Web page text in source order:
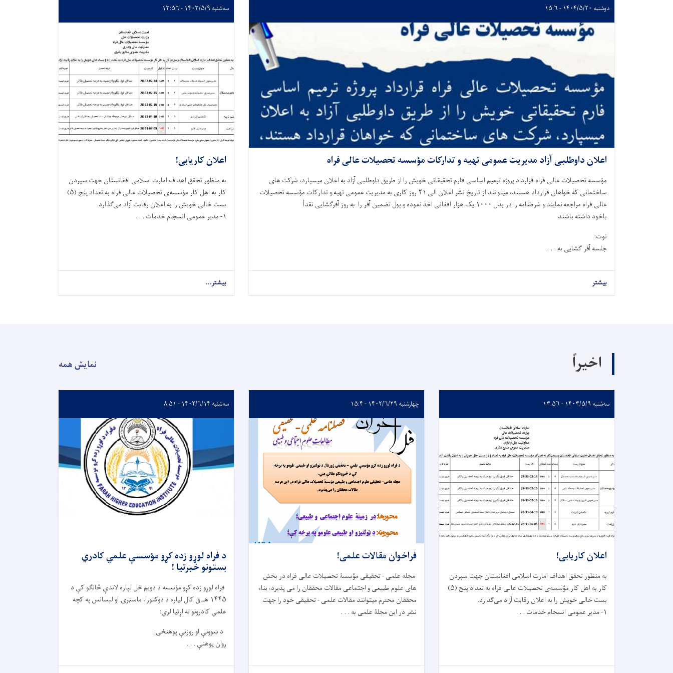
دوشنبه ۱۴۰۴/۵/۲۰ - ۱۵:۶
اعلان داوطلبی آزاد مدیریت عمومی تهیه و تدارکات مؤسسه تحصیلات عالی فراه
مؤسسه تحصیلات عالی فراه قرارداد پروژه ترمیم اساسی فارم تحقیقاتی خویش را از طریق داوطلبی آزاد به اعلان میسپارد، شرکت های
ساختمانی که خواهان قرارداد هستند، میتوانند از تاریخ نشر اعلان الی ۲۱ روز کاری به مدیریت عمومی تهیه و تدارکات مؤسسه تحصیلات
عالی فراه مراجعه نمایند و شرطنامه را در بدل ۱۰۰۰ یک هزار افغانی اخذ نموده و پول تضمین آفر را به روز آفرگشایی نقدأ
باخود داشته باشند.
نوت:
جلسه آفر گشایی به . . .
بیشتر
سه‌شنبه ۱۴۰۳/۵/۹ - ۱۳:۵۶
اعلان کاریابی!
به منظور تحقق اهداف امارت اسلامی افغانستان جهت سپردن
کار به اهل کار مؤسسه‌ی تحصیلات عالی فراه به تعداد پنج (۵)
بست خالی خویش را به اعلان رقابت آزاد می‌گذارد.
۱- مدیر عمومی انسجام خدمات . . .
بیشتر...
اعلان
اخیراً نمایش همه
سه‌شنبه ۱۴۰۳/۵/۹ - ۱۳:۵۶
اعلان کاریابی!
به منظور تحقق اهداف امارت اسلامی افغانستان جهت سپردن
کار به اهل کار مؤسسه‌ی تحصیلات عالی فراه به تعداد پنج (۵)
بست خالی خویش را به اعلان رقابت آزاد می‌گذارد.
۱- مدیر عمومی انسجام خدمات . . .
چهارشنبه ۱۴۰۲/۶/۲۹ - ۱۵:۴
فراخوان مقالات علمی!
مجله علمی - تحقیقی مؤسسۀ تحصیلات عالی فراه در بخش
های علوم طبیعی و اجتماعی مقالات محققان را می پذیرد، بناء
محققان محترم میتوانند مقالات علمی - تحقیقی خود را جهت
نشر در این مجلۀ علمی به . . .
سه‌شنبه ۱۴۰۲/۶/۱۴ - ۸:۵۱
د فراه لوړو زده کړو مؤسسې علمي کادري
بستونو خبرتیا !
فراه لوړو زده کړو مؤسسه د دویم ځل لپاره لاندې څانګو کې د
۱۴۴۵ هـ.ق کال لپاره د دوکتورا، ماسټرۍ او لېسانس په کچه
علمي کادرونو ته اړتیا لري:
د ښوونې او روزنې پوهنځی:
روان پوهنې . . .